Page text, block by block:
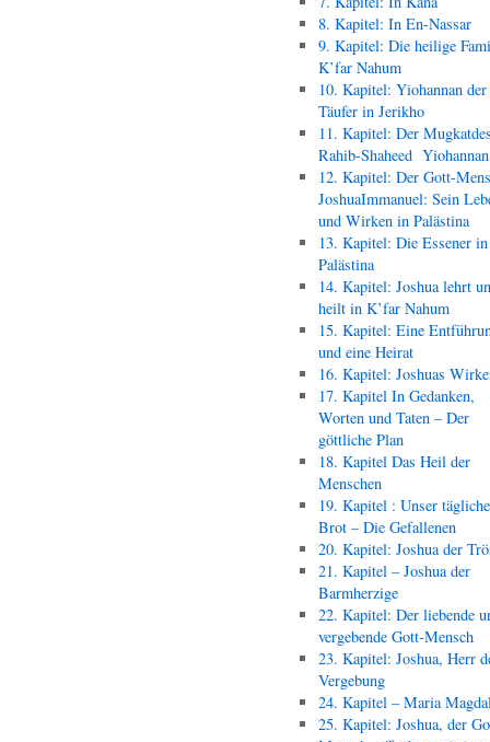
8. Kapitel: In En-Nassar
9. Kapitel: Die heilige
K’far Nahum
10. Kapitel: Yiohannan der
Täufer in Jerikho
11. Kapitel: Der
Rahib-Shaheed
12. Kapitel: Der Gott-
JoshuaImmanuel: Sein
und Wirken in Palästina
13. Kapitel: Die Essener in
Palästina
14. Kapitel: Joshua lehrt
heilt in K’far Nahum
15. Kapitel: Eine
und eine Heirat
16. Kapitel: Joshuas
17. Kapitel In Gedanken,
Worten und Taten – Der
göttliche Plan
18. Kapitel Das Heil der
Menschen
19. Kapitel : Unser
Brot – Die Gefallenen
20. Kapitel: Joshua der
21. Kapitel – Joshua der
Barmherzige
22. Kapitel: Der liebende
vergebende Gott-Mensch
23. Kapitel: Joshua, Herr
Vergebung
24. Kapitel – Maria
25. Kapitel: Joshua, der